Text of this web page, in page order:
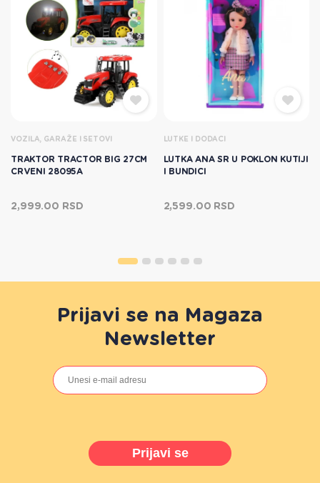
VOZILA, GARAŽE I SETOVI
TRAKTOR TRACTOR BIG 27CM
CRVENI 28095A
2,999.00 RSD
LUTKE I DODACI
LUTKA ANA SR U POKLON KUTIJI
I BUNDICI
2,599.00 RSD
Prijavi se na Magaza
Newsletter
Prijavi se